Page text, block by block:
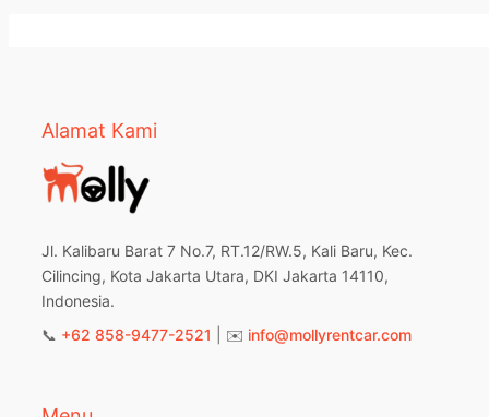
Alamat Kami
Jl. Kalibaru Barat 7 No.7, RT.12/RW.5, Kali Baru, Kec.
Cilincing, Kota Jakarta Utara, DKI Jakarta 14110,
Indonesia.
📞 +62 858-9477-2521 | ✉️ info@mollyrentcar.com